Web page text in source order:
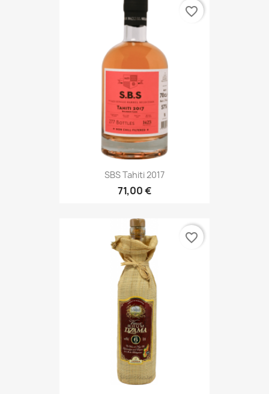
SBS Tahiti 2017
71,00 €
favorite_border
favorite_border